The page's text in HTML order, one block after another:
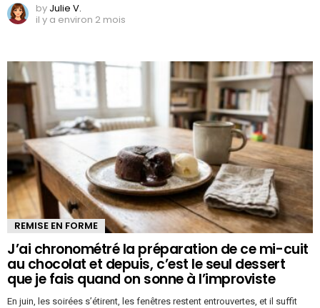
by Julie V.
il y a environ 2 mois
REMISE EN FORME
J’ai chronométré la préparation de ce mi-cuit
au chocolat et depuis, c’est le seul dessert
que je fais quand on sonne à l’improviste
En juin, les soirées s’étirent, les fenêtres restent entrouvertes, et il suffit